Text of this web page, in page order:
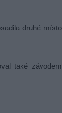
druhé místo
také závodem